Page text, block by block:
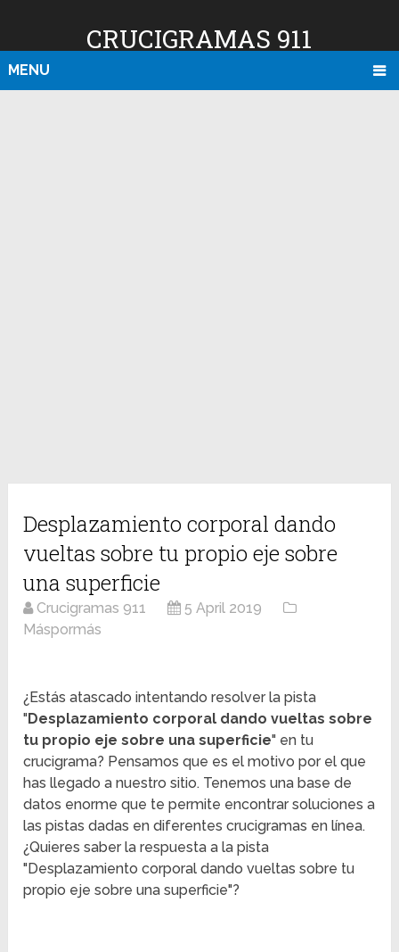
CRUCIGRAMAS 911
MENU
Desplazamiento corporal dando
vueltas sobre tu propio eje sobre
una superficie
Crucigramas 911
5 April 2019
Máspormás
¿Estás atascado intentando resolver la pista
"Desplazamiento corporal dando vueltas sobre
tu propio eje sobre una superficie" en tu
crucigrama? Pensamos que es el motivo por el que
has llegado a nuestro sitio. Tenemos una base de
datos enorme que te permite encontrar soluciones a
las pistas dadas en diferentes crucigramas en línea.
¿Quieres saber la respuesta a la pista
"Desplazamiento corporal dando vueltas sobre tu
propio eje sobre una superficie"?